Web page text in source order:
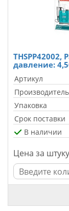
давление:
Артикул
Производитель
Упаковка
Срок поставки
В наличии
Цена за